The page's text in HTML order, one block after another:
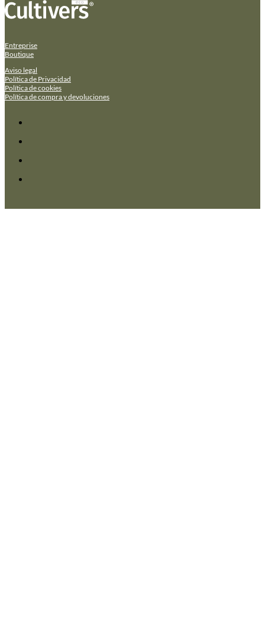
Entreprise
Boutique
Aviso legal
Política de Privacidad
Política de cookies
Política de compra y devoluciones